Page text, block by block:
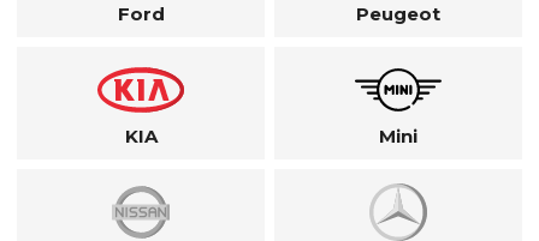
Ford Peugeot
KIA Mini